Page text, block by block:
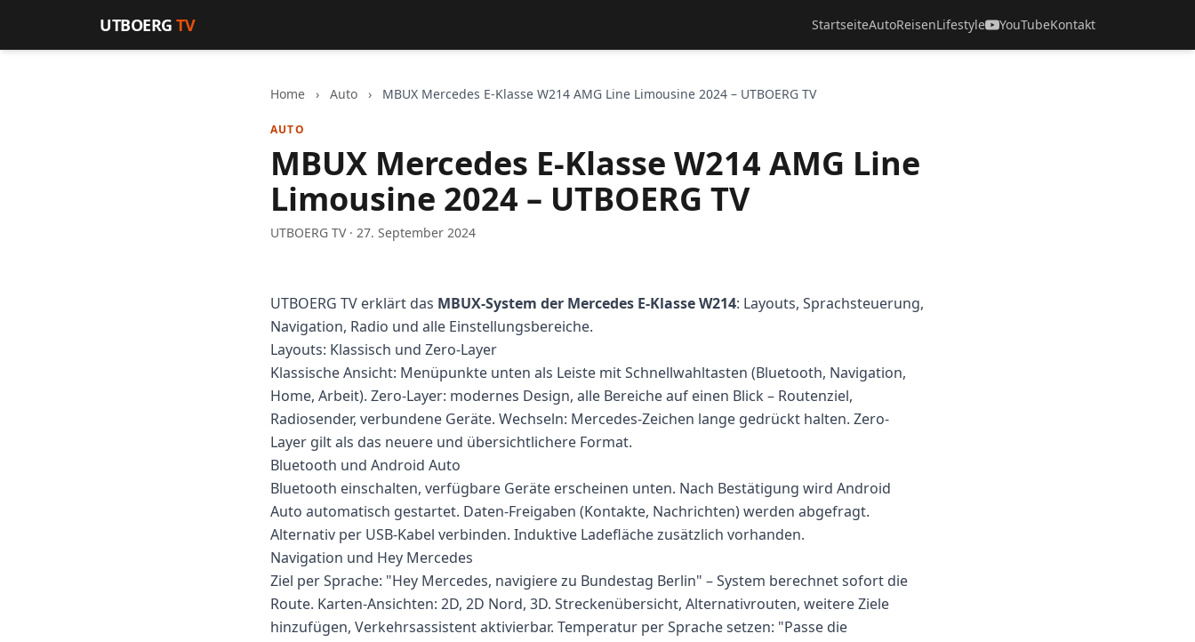
UTBOERGTV StartseiteAutoReisenLifestyle YouTubeKontakt
Home › Auto › MBUX Mercedes E-Klasse W214 AMG Line Limousine 2024 – UTBOERG TV
AUTO
MBUX Mercedes E-Klasse W214 AMG Line
Limousine 2024 – UTBOERG TV
UTBOERG TV · 27. September 2024
UTBOERG TV erklärt das MBUX-System der Mercedes E-Klasse W214: Layouts, Sprachsteuerung,
Navigation, Radio und alle Einstellungsbereiche.
Layouts: Klassisch und Zero-Layer
Klassische Ansicht: Menüpunkte unten als Leiste mit Schnellwahltasten (Bluetooth, Navigation,
Home, Arbeit). Zero-Layer: modernes Design, alle Bereiche auf einen Blick – Routenziel,
Radiosender, verbundene Geräte. Wechseln: Mercedes-Zeichen lange gedrückt halten. Zero-
Layer gilt als das neuere und übersichtlichere Format.
Bluetooth und Android Auto
Bluetooth einschalten, verfügbare Geräte erscheinen unten. Nach Bestätigung wird Android
Auto automatisch gestartet. Daten-Freigaben (Kontakte, Nachrichten) werden abgefragt.
Alternativ per USB-Kabel verbinden. Induktive Ladefläche zusätzlich vorhanden.
Navigation und Hey Mercedes
Ziel per Sprache: "Hey Mercedes, navigiere zu Bundestag Berlin" – System berechnet sofort die
Route. Karten-Ansichten: 2D, 2D Nord, 3D. Streckenübersicht, Alternativrouten, weitere Ziele
hinzufügen, Verkehrsassistent aktivierbar. Temperatur per Sprache setzen: "Passe die